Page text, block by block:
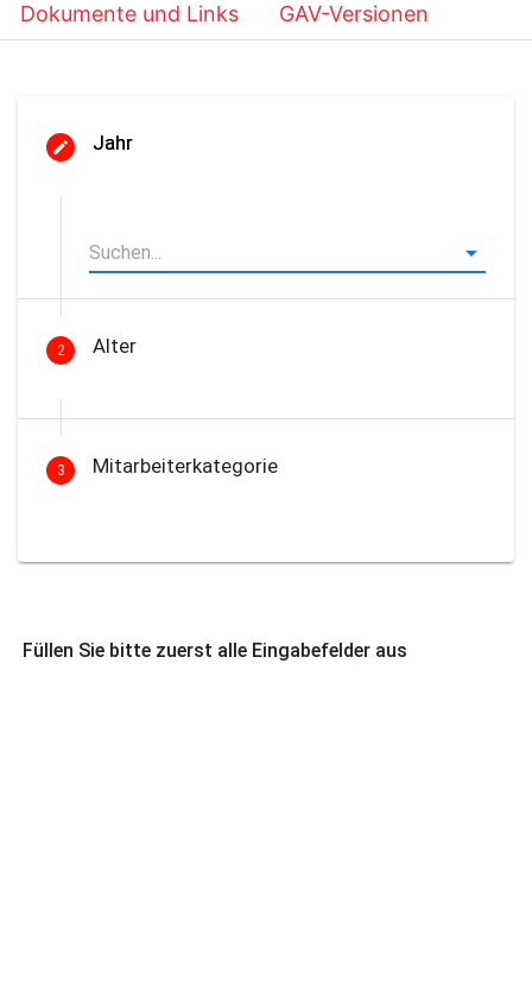
Dokumente und Links GAV-Versionen
Jahr
2 Alter
3 Mitarbeiterkategorie
Füllen Sie bitte zuerst alle Eingabefelder aus